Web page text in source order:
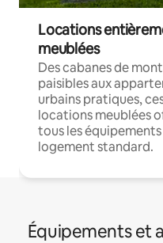
Locations
meublées
Des cabanes de
paisibles aux
urbains pratiques,
locations meublées
tous les
logement standard.
Équipements et